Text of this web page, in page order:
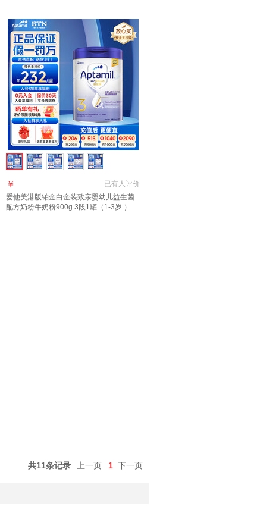
已有人评价
￥
爱他美港版铂金白金装致亲婴幼儿益生菌
配方奶粉牛奶粉900g 3段1罐（1-3岁 ）
共11条记录 上一页 1 下一页